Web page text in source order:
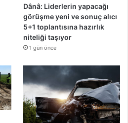
Dânâ: Liderlerin yapacağı
görüşme yeni ve sonuç alıcı
5+1 toplantısına hazırlık
niteliği taşıyor
1 gün önce